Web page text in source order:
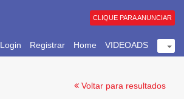
Login Registrar Home VIDEOADS
CLIQUE PARA ANUNCIAR
Voltar para resultados